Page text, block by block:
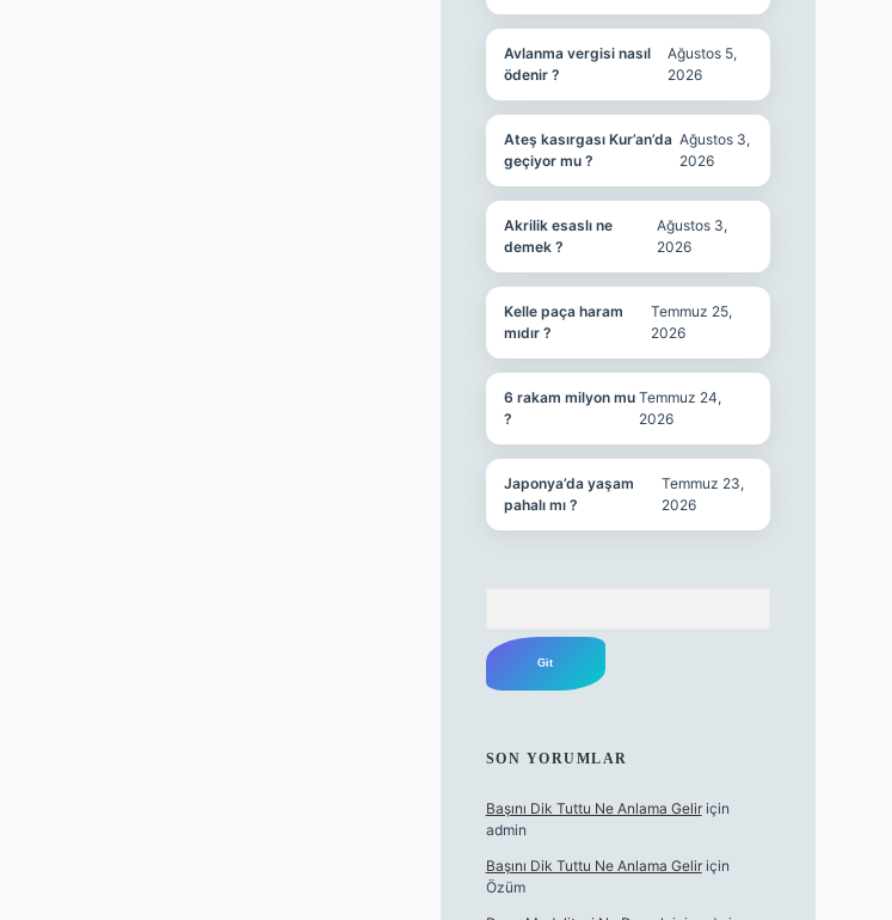
Avlanma vergisi nasıl
ödenir ?
Ağustos 5,
2026
Ateş kasırgası Kur’an’da
geçiyor mu ?
Ağustos 3,
2026
Akrilik esaslı ne
demek ?
Ağustos 3,
2026
Kelle paça haram
mıdır ?
Temmuz 25,
2026
6 rakam milyon mu
?
Temmuz 24,
2026
Japonya’da yaşam
pahalı mı ?
Temmuz 23,
2026
SON YORUMLAR
Başını Dik Tuttu Ne Anlama Geliriçin
admin
Başını Dik Tuttu Ne Anlama Geliriçin
Özüm